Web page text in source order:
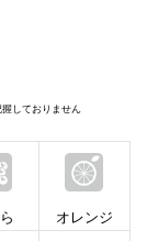
しておりません
オレンジ